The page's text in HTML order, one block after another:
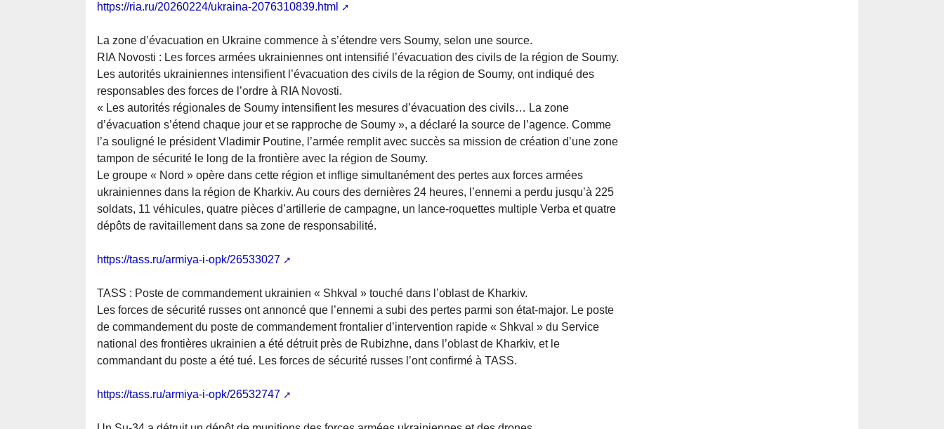
https://ria.ru/20260224/ukraina-2076310839.html
La zone d’évacuation en Ukraine commence à s’étendre vers Soumy, selon une source.
RIA Novosti : Les forces armées ukrainiennes ont intensifié l’évacuation des civils de la région de Soumy.
Les autorités ukrainiennes intensifient l’évacuation des civils de la région de Soumy, ont indiqué des
responsables des forces de l’ordre à RIA Novosti.
« Les autorités régionales de Soumy intensifient les mesures d’évacuation des civils… La zone
d’évacuation s’étend chaque jour et se rapproche de Soumy », a déclaré la source de l’agence. Comme
l’a souligné le président Vladimir Poutine, l’armée remplit avec succès sa mission de création d’une zone
tampon de sécurité le long de la frontière avec la région de Soumy.
Le groupe « Nord » opère dans cette région et inflige simultanément des pertes aux forces armées
ukrainiennes dans la région de Kharkiv. Au cours des dernières 24 heures, l’ennemi a perdu jusqu’à 225
soldats, 11 véhicules, quatre pièces d’artillerie de campagne, un lance-roquettes multiple Verba et quatre
dépôts de ravitaillement dans sa zone de responsabilité.
https://tass.ru/armiya-i-opk/26533027
TASS : Poste de commandement ukrainien « Shkval » touché dans l’oblast de Kharkiv.
Les forces de sécurité russes ont annoncé que l’ennemi a subi des pertes parmi son état-major. Le poste
de commandement du poste de commandement frontalier d’intervention rapide « Shkval » du Service
national des frontières ukrainien a été détruit près de Rubizhne, dans l’oblast de Kharkiv, et le
commandant du poste a été tué. Les forces de sécurité russes l’ont confirmé à TASS.
https://tass.ru/armiya-i-opk/26532747